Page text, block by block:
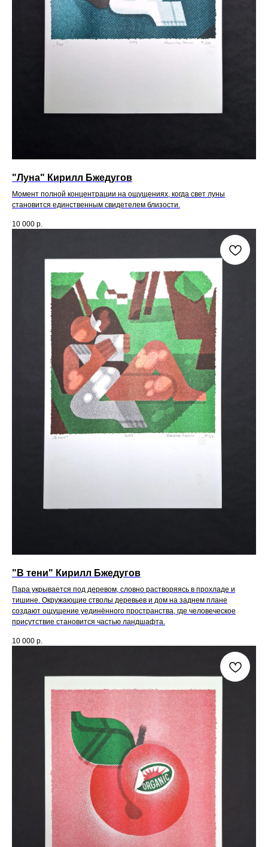
"Луна" Кирилл Бжедугов
Момент полной концентрации на ощущениях, когда свет луны
становится единственным свидетелем близости.
10 000 р.
"В тени" Кирилл Бжедугов
Пара укрывается под деревом, словно растворяясь в прохладе и
тишине. Окружающие стволы деревьев и дом на заднем плане
создают ощущение уединённого пространства, где человеческое
присутствие становится частью ландшафта.
10 000 р.